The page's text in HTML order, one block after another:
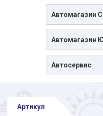
Автомагазин
Автомагазин
Автосервис
Артикул